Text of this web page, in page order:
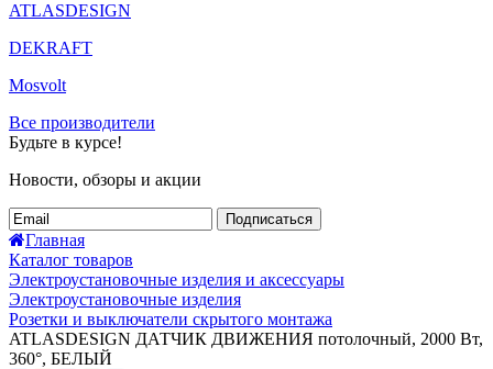
ATLASDESIGN
DEKRAFT
Mosvolt
Все производители
Будьте в курсе!
Новости, обзоры и акции
Подписаться
Главная
Каталог товаров
Электроустановочные изделия и аксессуары
Электроустановочные изделия
Розетки и выключатели скрытого монтажа
ATLASDESIGN ДАТЧИК ДВИЖЕНИЯ потолочный, 2000 Вт,
360°, БЕЛЫЙ